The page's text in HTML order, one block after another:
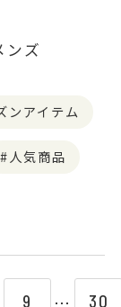
ンズ
ンアイテム
人気商品
9 ⋯ 30